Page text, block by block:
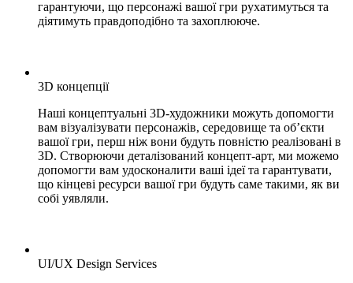
гарантуючи, що персонажі вашої гри рухатимуться та
діятимуть правдоподібно та захоплююче.
3D концепції
Наші концептуальні 3D-художники можуть допомогти
вам візуалізувати персонажів, середовище та об’єкти
вашої гри, перш ніж вони будуть повністю реалізовані в
3D. Створюючи деталізований концепт-арт, ми можемо
допомогти вам удосконалити ваші ідеї та гарантувати,
що кінцеві ресурси вашої гри будуть саме такими, як ви
собі уявляли.
UI/UX Design Services